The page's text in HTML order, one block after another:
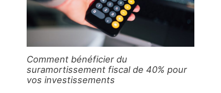
Comment bénéficier du
suramortissement fiscal de 40% pour
vos investissements